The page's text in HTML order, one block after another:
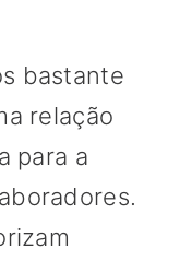
bastante
relação
para a